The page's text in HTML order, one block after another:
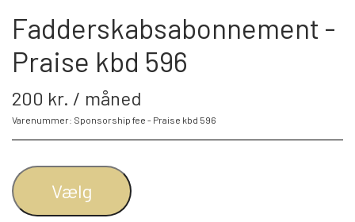
LOGIN
SPONSOR-LOGIN
Fadderskabsabonnement -
Praise kbd 596
200 kr. / måned
Varenummer: Sponsorship fee - Praise kbd 596
Vælg